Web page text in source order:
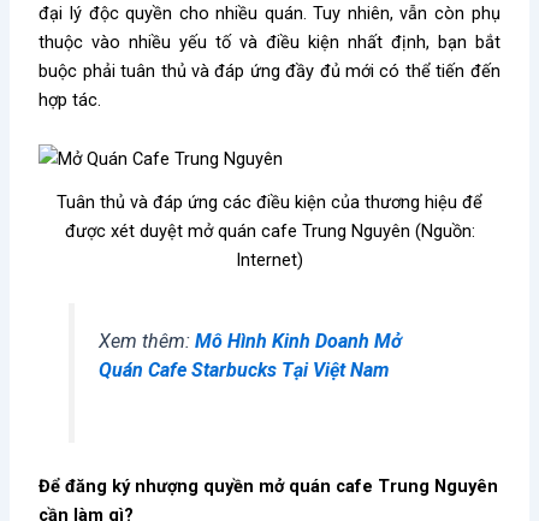
đại lý độc quyền cho nhiều quán. Tuy nhiên, vẫn còn phụ
thuộc vào nhiều yếu tố và điều kiện nhất định, bạn bắt
buộc phải tuân thủ và đáp ứng đầy đủ mới có thể tiến đến
hợp tác.
Tuân thủ và đáp ứng các điều kiện của thương hiệu để
được xét duyệt mở quán cafe Trung Nguyên (Nguồn:
Internet)
Xem thêm: Mô Hình Kinh Doanh Mở
Quán Cafe Starbucks Tại Việt Nam
Để đăng ký nhượng quyền mở quán cafe Trung Nguyên
cần làm gì?